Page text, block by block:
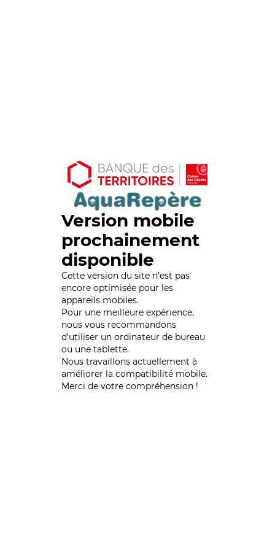
Version mobile
prochainement
disponible
Cette version du site n’est pas
encore optimisée pour les
appareils mobiles.
Pour une meilleure expérience,
nous vous recommandons
d'utiliser un ordinateur de bureau
ou une tablette.
Nous travaillons actuellement à
améliorer la compatibilité mobile.
Merci de votre compréhension !